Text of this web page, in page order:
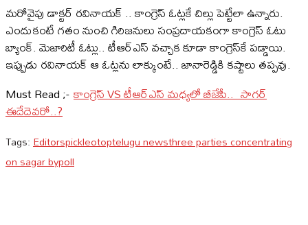
మరోవైపు డాక్టర్ రవినాయక్ .. కాంగ్రెస్ ఓట్లకే చిల్లు పెట్టేలా ఉన్నారు.
ఎందుకంటే గతం నుంచి గిరిజనులు సంప్రదాయకంగా కాంగ్రెస్ ఓటు
బ్యాంక్. మెజారిటీ ఓట్లు.. టీఆర్ఎస్ వచ్చాక కూడా కాంగ్రెస్‌కే పడ్డాయి.
ఇప్పుడు రవినాయక్ ఆ ఓట్లను లాక్కుంటే.. జానారెడ్డికి కష్టాలు తప్పవు.
Must Read ;-కాంగ్రెస్ VS టీఆర్‌ఎస్ మధ్యలో బీజేపీ.. సాగర్
ఈదేదెవరో..?
Tags:Editorspickleotoptelugu newsthree parties concentrating
on sagar bypoll